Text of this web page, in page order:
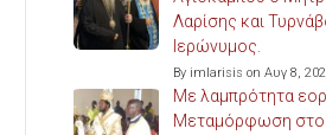
Λαρίσης και
Ιερώνυμος.
By imlarisis on Αυγ 8,
Με λαμπρότητα
Μεταμόρφωση στο